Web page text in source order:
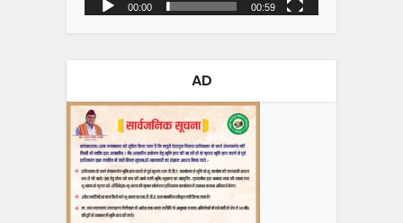
00:00 00:59
AD